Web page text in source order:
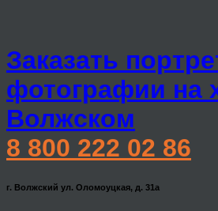
Заказать
фотографии на
Волжском
8 800 222 02 86
г. Волжский ул. Оломоуцкая, д. 31а